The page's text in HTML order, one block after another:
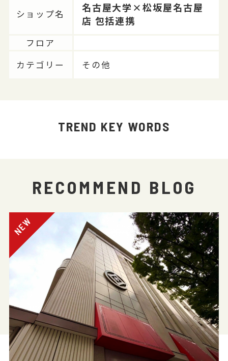
ショップ名
名古屋大学×松坂屋名古屋
店 包括連携
フロア
カテゴリー
その他
TREND KEY WORDS
RECOMMEND BLOG